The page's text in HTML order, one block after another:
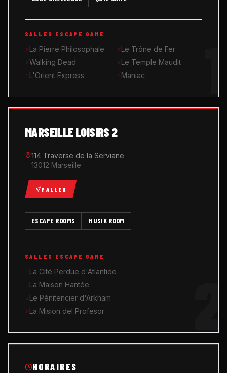
MUSIK ROOM KARAOKÉ
QUIZ GAME
SALLES ESCAPE GAME
La Pierre Philosophale
Le Trône de Fer
Walking Dead
Le Temple Maudit
L'Orient Express
Maniac
HORAIRES
MARSEILLE LOISIRS 2
114 Traverse de la Serviane
13012 Marseille
Y ALLER
ESCAPE ROOMS MUSIK ROOM
SALLES ESCAPE GAME
La Cité Perdue d'Atlantide
La Maison Hantée
Le Pénitencier d'Arkham
La Mision del Profesor